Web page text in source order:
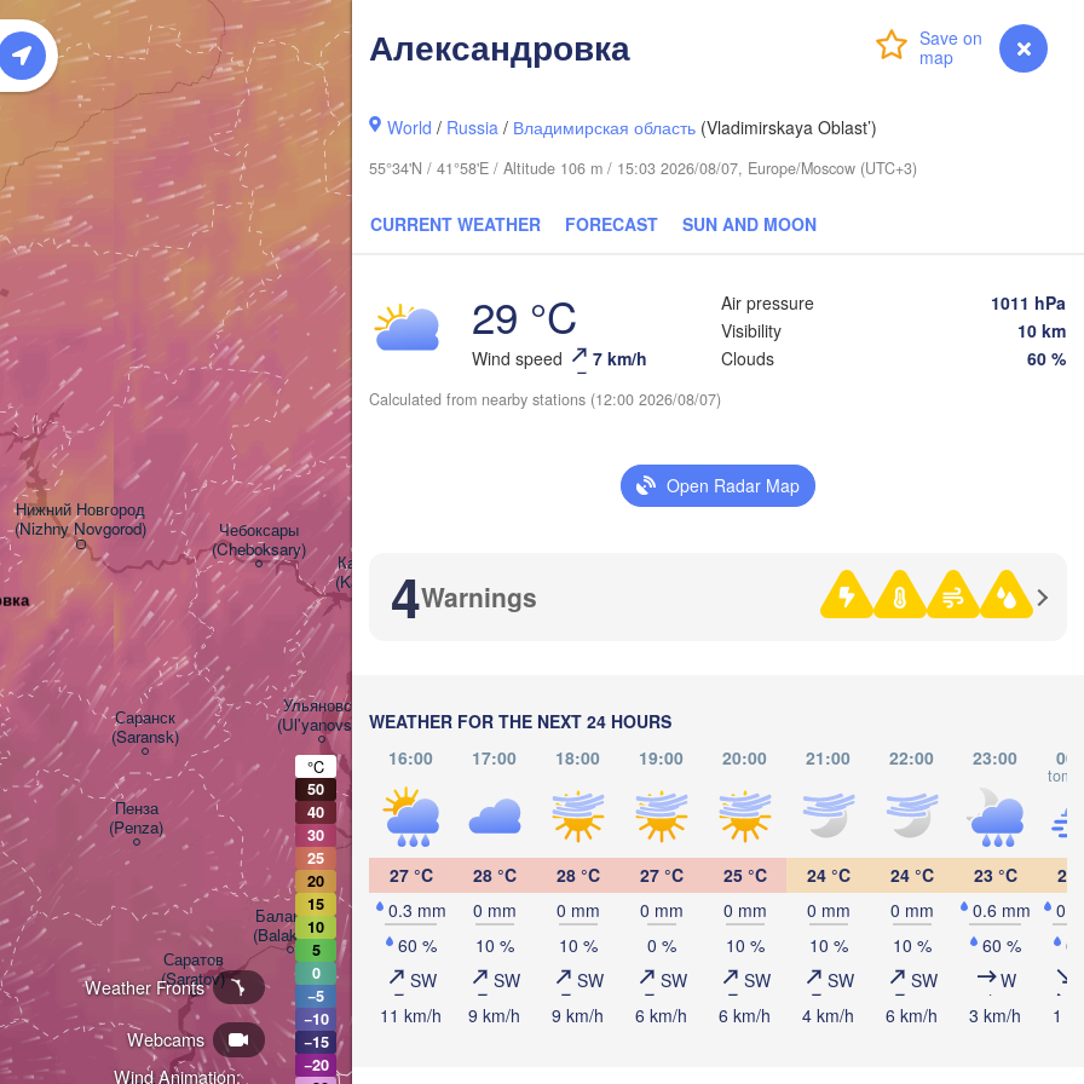
Login myVentusky Forecast
Александровка
World / Russia / Владимирская область (Vladimirskaya Oblast’)
55°34'N / 41°58'E / Altitude 106 m / 15:03 2026/08/07, Europe/Moscow (UTC+3)
CURRENT WEATHER FORECAST SUN AND MOON
29 °C
Wind speed 7 km/h
Air pressure
1011 hPa
Visibility
10 km
Clouds
60 %
Calculated from nearby stations (12:00 2026/08/07)
Open Radar Map
4Warnings
WEATHER FOR THE NEXT 24 HOURS
16:00
17:00 18:00 19:00 20:00 21:00 22:00 23:00
27 °C
0.3 mm
60 %
SW
11 km/h
28 °C
0 mm
10 %
SW
9 km/h
28 °C
0 mm
10 %
SW
9 km/h
27 °C
0 mm
0 %
SW
6 km/h
25 °C
0 mm
10 %
SW
6 km/h
24 °C
0 mm
10 %
SW
4 km/h
24 °C
0 mm
10 %
SW
6 km/h
23 °C
0.6 mm
60 %
W
3 km/h
22
1
Wind Animation:
Webcams
Weather Fronts
Нижний Новгород
(Nizhny Novgorod)
Казань
(Kazan)
Пермь
(Perm)
Чебоксары
(Cheboksary)
Самара
(Samara)
Саратов
(Saratov)
Оренбург
(Orenburg)
Ульяновск
(Ul'yanovsk)
(Naberezhnye Chelny)
Пенза
(Penza)
Балаково
(Balakovo)
Стерлитамак
(Sterlitamak)
Саранск
(Saransk)
Орал
(Oral)
Челябинск
Орск
(Orsk)
Златоуст
(Magnitogorsk)
°C
50
40
30
25
20
15
10
5
0
−5
−10
−15
−20